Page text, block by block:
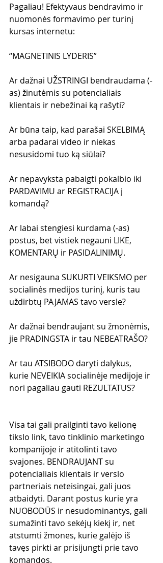
Pagaliau! Efektyvaus bendravimo ir
nuomonės formavimo per turinį
kursas internetu:
“MAGNETINIS LYDERIS”
Ar dažnai UŽSTRINGI bendraudama (-
as) žinutėmis su potencialiais
klientais ir nebežinai ką rašyti?
Ar būna taip, kad parašai SKELBIMĄ
arba padarai video ir niekas
nesusidomi tuo ką siūlai?
Ar nepavyksta pabaigti pokalbio iki
PARDAVIMU ar REGISTRACIJA į
komandą?
Ar labai stengiesi kurdama (-as)
postus, bet vistiek negauni LIKE,
KOMENTARŲ ir PASIDALINIMŲ.
Ar nesigauna SUKURTI VEIKSMO per
socialinės medijos turinį, kuris tau
uždirbtų PAJAMAS tavo versle?
Ar dažnai bendraujant su žmonėmis,
jie PRADINGSTA ir tau NEBEATRAŠO?
Ar tau ATSIBODO daryti dalykus,
kurie NEVEIKIA socialinėje medijoje ir
nori pagaliau gauti REZULTATUS?
Visa tai gali prailginti tavo kelionę
tikslo link, tavo tinklinio marketingo
kompanijoje ir atitolinti tavo
svajones. BENDRAUJANT su
potencialiais klientais ir verslo
partneriais neteisingai, gali juos
atbaidyti. Darant postus kurie yra
NUOBODŪS ir nesudominantys, gali
sumažinti tavo sekėjų kiekį ir, net
atstumti žmones, kurie galėjo iš
tavęs pirkti ar prisijungti prie tavo
komandos.